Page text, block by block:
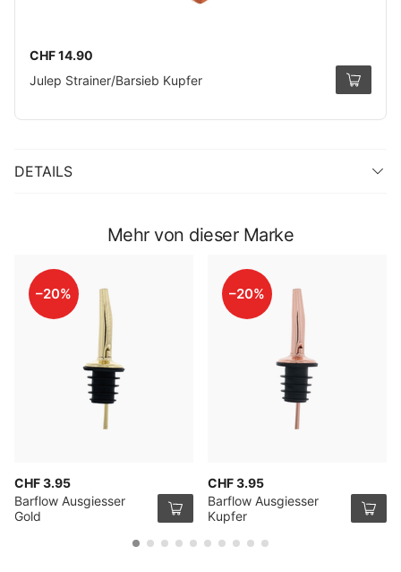
CHF 14.90
Julep Strainer/Barsieb Kupfer
DETAILS
Mehr von dieser Marke
–20%
CHF 3.95
Barflow Ausgiesser
Gold
–20%
CHF 3.95
Barflow Ausgiesser
Kupfer